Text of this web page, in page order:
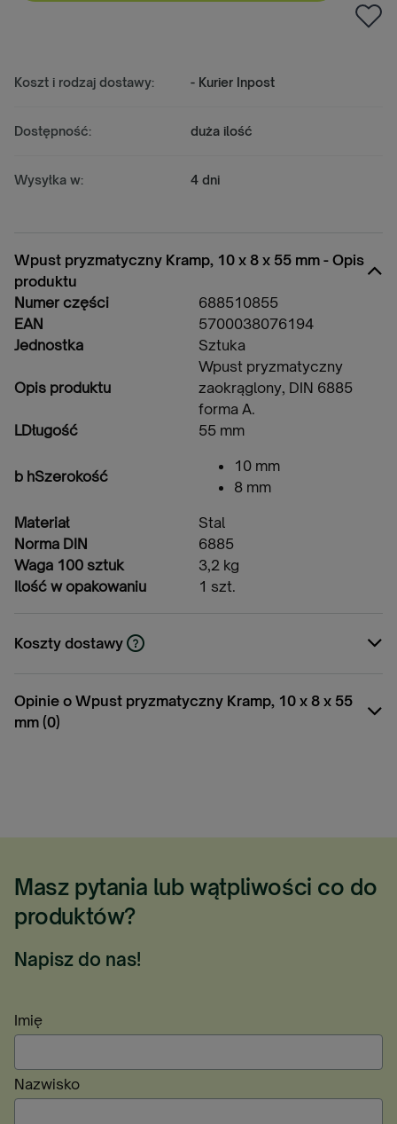
Koszt i rodzaj dostawy: - Kurier Inpost
Dostępność: duża ilość
Wysyłka w: 4 dni
Wpust pryzmatyczny Kramp, 10 x 8 x 55 mm - Opis
produktu
Numer części
688510855
EAN
5700038076194
Jednostka
Sztuka
Opis produktu
Wpust pryzmatyczny
zaokrąglony, DIN 6885
forma A.
LDługość 55 mm
b hSzerokość
10 mm
8 mm
Materiał
Stal
Norma DIN
6885
Waga 100 sztuk
3,2 kg
Ilość w opakowaniu
1 szt.
Koszty dostawy
Cena nie zawiera ewentualnych kosztów
Opinie o Wpust pryzmatyczny Kramp, 10 x 8 x 55
mm (0)
Masz pytania lub wątpliwości co do
produktów?
Napisz do nas!
Imię
Nazwisko